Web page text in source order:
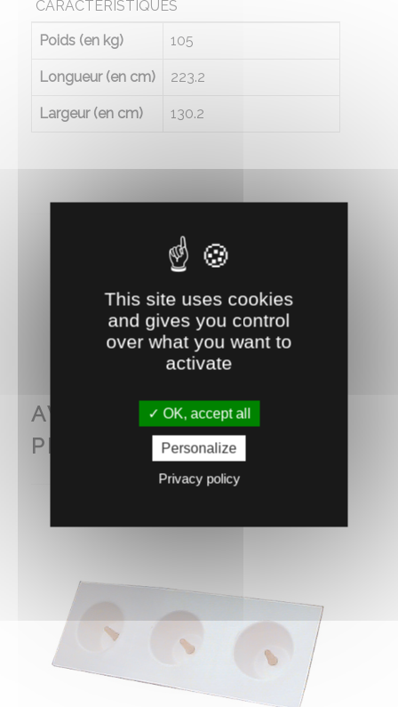
CARACTÉRISTIQUES
Poids (en kg) 105
Longueur (en cm) 223.2
Largeur (en cm) 130.2
RECOMMANDEZ CE PRODUIT À UN AMI
AVEC CE PRODUIT
PENSEZ AUSSI À...
This site uses cookies
and gives you control
over what you want to
activate
OK, accept all
Personalize
Privacy policy